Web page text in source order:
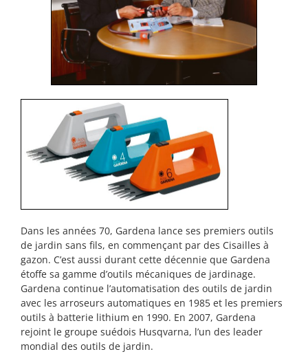
Dans les années 70, Gardena lance ses premiers outils
de jardin sans fils, en commençant par des Cisailles à
gazon. C’est aussi durant cette décennie que Gardena
étoffe sa gamme d’outils mécaniques de jardinage.
Gardena continue l’automatisation des outils de jardin
avec les arroseurs automatiques en 1985 et les premiers
outils à batterie lithium en 1990. En 2007, Gardena
rejoint le groupe suédois Husqvarna, l’un des leader
mondial des outils de jardin.